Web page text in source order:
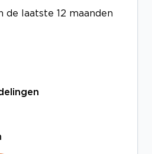
de laatste 12 maanden